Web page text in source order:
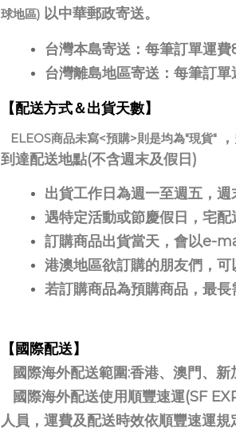
球地區) 以中華郵政寄送。
台灣本島寄送：每筆訂單運
台灣離島地區寄送：每筆訂
【配送方式＆出貨天數】
ELEOS商品未寫<預購>則是均為"現貨"
到達配送地點(不含週末及假日)
出貨工作日為週一至週五，
遇特定活動或節慶假日，宅
訂購商品出貨當天，會以e-
港澳地區欲訂購的朋友們，
若訂購商品為預購商品，最
【國際配送】
國際海外配送範圍:香港、澳門、
國際海外配送使用順豐速運(SF
人員，運費及配送時效依順豐速運規